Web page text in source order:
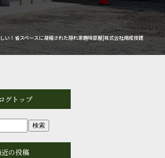
い！省スペースに凝縮された隠れ家趣味部屋|株式会社南成技建
グトップ
の投稿